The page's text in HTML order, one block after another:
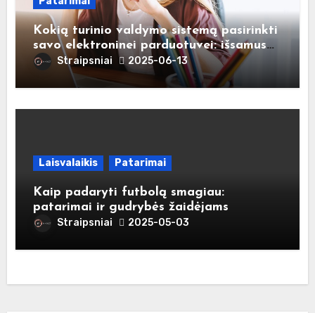
Kokią turinio valdymo sistemą pasirinkti
savo elektroninei parduotuvei: išsamus
gidas naujokams
Straipsniai 2025-06-13
Laisvalaikis Patarimai
Kaip padaryti futbolą smagiau:
patarimai ir gudrybės žaidėjams
Straipsniai 2025-05-03